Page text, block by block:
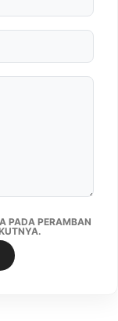
PADA PERAMBAN